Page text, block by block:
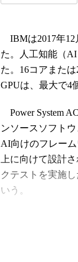
IBMは2017年12
た。人工知能（
た。16コアまた
GPUは、最大で4
Power System
ンソースソフトウ
AI向けのフレー
上に向けて設計
クテストを実施
いう。